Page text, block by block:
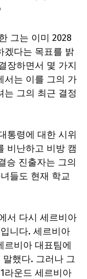
그는 이미 2028
겠다는 목표를 밝
장하면서 몇 가지
서는 이를 그의 가
는 그의 최근 결정
통령에 대한 시위
비난하고 비방 캠
승 진출자는 그의
들도 현재 학교
서 다시 세르비아
니다. 세르비아
르비아 대표팀에
했다. 그러나 그
라운드 세르비아